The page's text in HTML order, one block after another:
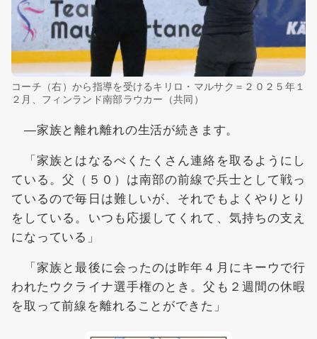
コーチ（右）から指導を受けるキリロ・マルサク＝２０２５年１
２月、フィンランド南部ラウカー（共同）
―家族と離れ離れの生活が続きます。
「家族とはなるべくたくさん連絡を取るようにし
ている。父（５０）は南部の前線で兵士として戦っ
ているので毎日は難しいが、それでもよくやりとり
をしている。いつも応援してくれて、気持ちの支え
になっている」
「家族と最後に会ったのは昨年４月にキーウで行
われたウクライナ選手権のとき。父も２週間の休暇
を取って前線を離れることができた」